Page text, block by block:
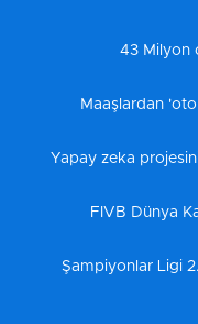
43 Milyon
Maaşlardan
Yapay zeka
FIVB Dünya
Şampiyonlar Ligi